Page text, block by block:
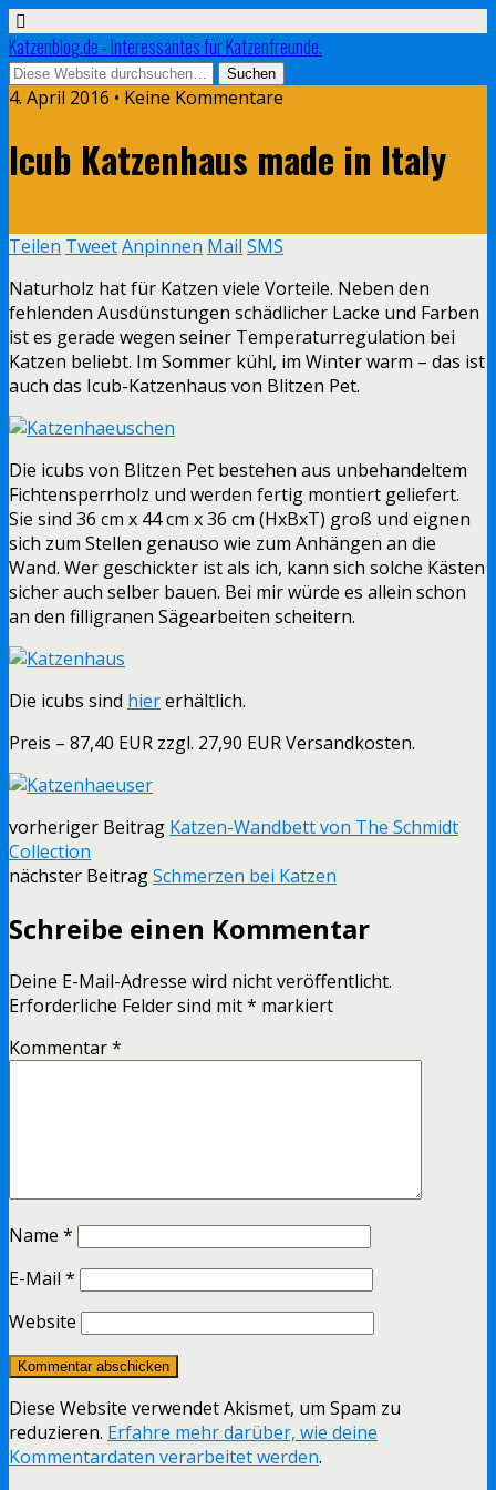
Katzenblog.de - Interessantes für Katzenfreunde.
4. April 2016 • Keine Kommentare
Icub Katzenhaus made in Italy
Teilen TweetAnpinnen Mail SMS
Naturholz hat für Katzen viele Vorteile. Neben den
fehlenden Ausdünstungen schädlicher Lacke und Farben
ist es gerade wegen seiner Temperaturregulation bei
Katzen beliebt. Im Sommer kühl, im Winter warm – das ist
auch das Icub-Katzenhaus von Blitzen Pet.
Die icubs von Blitzen Pet bestehen aus unbehandeltem
Fichtensperrholz und werden fertig montiert geliefert.
Sie sind 36 cm x 44 cm x 36 cm (HxBxT) groß und eignen
sich zum Stellen genauso wie zum Anhängen an die
Wand. Wer geschickter ist als ich, kann sich solche Kästen
sicher auch selber bauen. Bei mir würde es allein schon
an den filligranen Sägearbeiten scheitern.
Die icubs sind hiererhältlich.
Preis – 87,40 EUR zzgl. 27,90 EUR Versandkosten.
vorheriger Beitrag Katzen-Wandbett von The Schmidt
Collection
nächster BeitragSchmerzen bei Katzen
Schreibe einen Kommentar
Deine E-Mail-Adresse wird nicht veröffentlicht.
Erforderliche Felder sind mit* markiert
Kommentar*
Name *
E-Mail *
Website
Diese Website verwendet Akismet, um Spam zu
reduzieren. Erfahre mehr darüber, wie deine
Kommentardaten verarbeitet werden.